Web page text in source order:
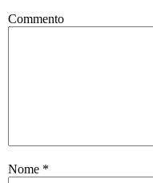
Commento
Nome *